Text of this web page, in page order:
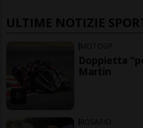
ULTIME NOTIZIE
MOTOGP
Doppietta
Martin
ROSARIO